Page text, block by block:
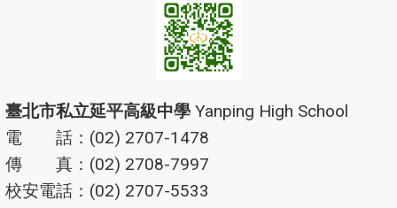
臺北市私立延平高級中學 Yanping High School
電 話：(02) 2707-1478
傳 真：(02) 2708-7997
校安電話：(02) 2707-5533